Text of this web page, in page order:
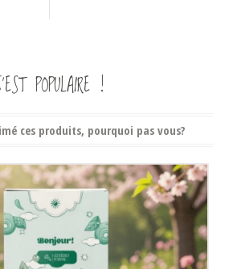
POPULAIRE !
ces produits, pourquoi pas vous?